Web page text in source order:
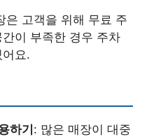
은 고객을 위해 무료 주
이 부족한 경우 주차
요.
하기 : 많은 매장이 대중